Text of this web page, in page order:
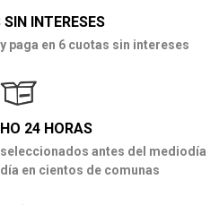
INTERESES
paga en 6 cuotas sin intereses
24 HORAS
antes del mediodía
en cientos de comunas